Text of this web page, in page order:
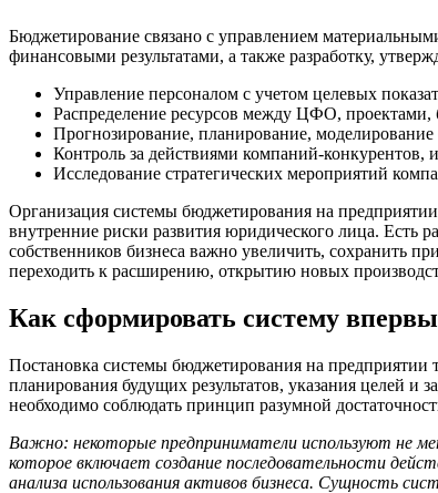
Бюджетирование связано с управлением
финансовыми результатами, а также разработку,
Управление персоналом с учетом целевых
Распределение ресурсов между ЦФО, проектами,
Прогнозирование, планирование,
Контроль за действиями компаний-конкурентов,
Исследование стратегических мероприятий
Организация системы бюджетирования на
внутренние риски развития юридического лица. Есть
собственников бизнеса важно увеличить, сохранить
переходить к расширению, открытию новых
Как сформировать систему
Постановка системы бюджетирования на предприятии
планирования будущих результатов, указания целей и
необходимо соблюдать принцип разумной
Важно: некоторые предприниматели используют не
которое включает создание последовательности
анализа использования активов бизнеса. Сущность